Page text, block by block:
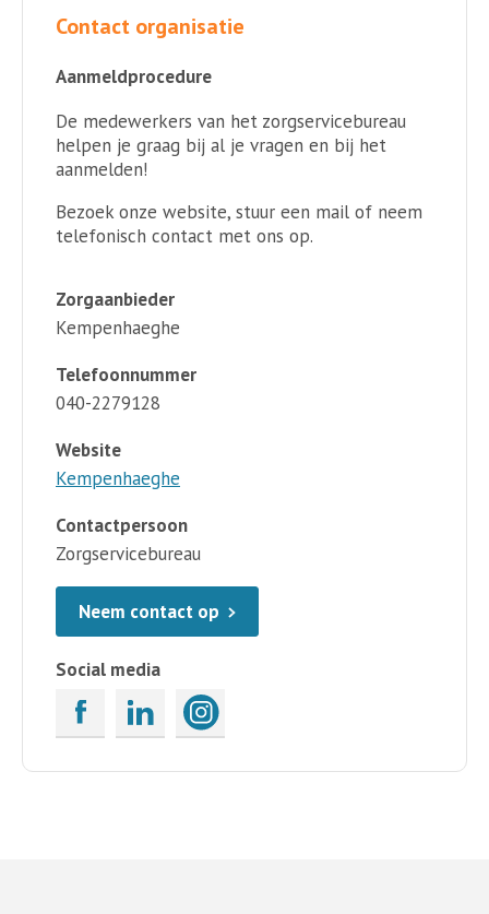
Contact organisatie
Aanmeldprocedure
De medewerkers van het zorgservicebureau
helpen je graag bij al je vragen en bij het
aanmelden!
Bezoek onze website, stuur een mail of neem
telefonisch contact met ons op.
Zorgaanbieder
Kempenhaeghe
Telefoonnummer
040-2279128
Website
Kempenhaeghe
Contactpersoon
Zorgservicebureau
Neem contact op
Social media